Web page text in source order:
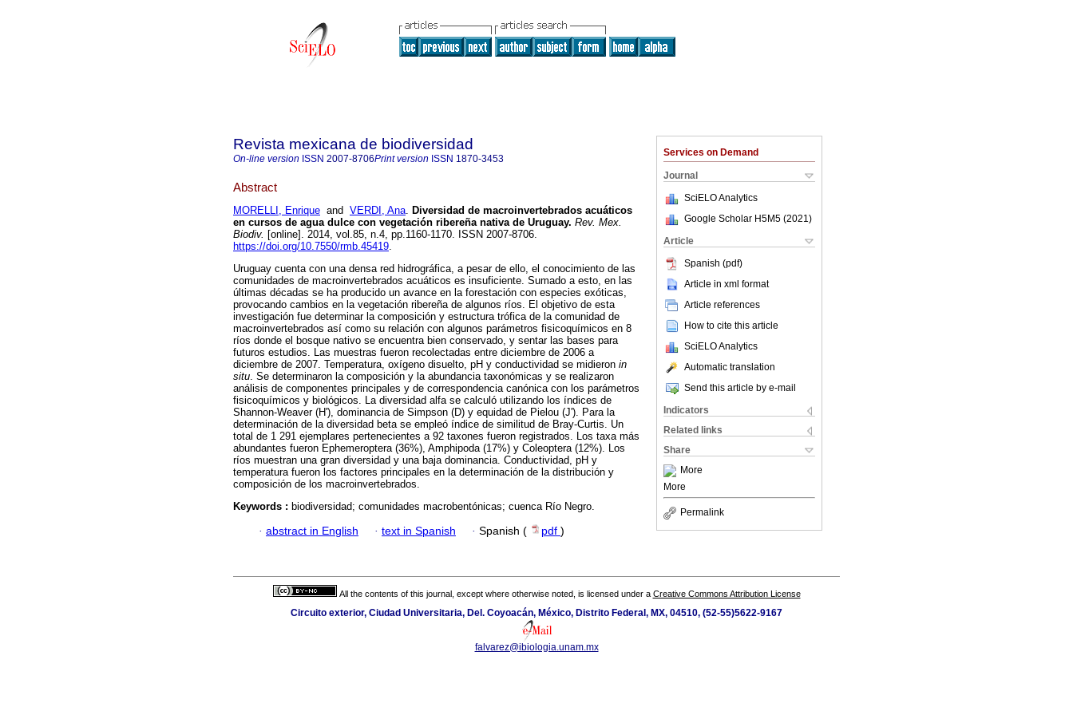
Services on Demand
Journal
SciELO Analytics
Google Scholar H5M5 (2021 )
Article
Spanish (pdf)
Article in xml format
Article references
How to cite this article
SciELO Analytics
Automatic translation
Send this article by e-mail
Indicators
Related links
Share
More
More
Permalink
Revista mexicana de biodiversidad
On-line version ISSN 2007-8706Print version ISSN 1870-3453
Abstract
MORELLI, Enrique and VERDI, Ana. Diversidad de macroinvertebrados acuáticos
en cursos de agua dulce con vegetación ribereña nativa de Uruguay. Rev. Mex.
Biodiv. [online]. 2014, vol.85, n.4, pp.1160-1170. ISSN 2007-8706.
https://doi.org/10.7550/rmb.45419.
Uruguay cuenta con una densa red hidrográfica, a pesar de ello, el conocimiento de las
comunidades de macroinvertebrados acuáticos es insuficiente. Sumado a esto, en las
últimas décadas se ha producido un avance en la forestación con especies exóticas,
provocando cambios en la vegetación ribereña de algunos ríos. El objetivo de esta
investigación fue determinar la composición y estructura trófica de la comunidad de
macroinvertebrados así como su relación con algunos parámetros fisicoquímicos en 8
ríos donde el bosque nativo se encuentra bien conservado, y sentar las bases para
futuros estudios. Las muestras fueron recolectadas entre diciembre de 2006 a
diciembre de 2007. Temperatura, oxígeno disuelto, pH y conductividad se midieron in
situ. Se determinaron la composición y la abundancia taxonómicas y se realizaron
análisis de componentes principales y de correspondencia canónica con los parámetros
fisicoquímicos y biológicos. La diversidad alfa se calculó utilizando los índices de
Shannon-Weaver (H'), dominancia de Simpson (D) y equidad de Pielou (J'). Para la
determinación de la diversidad beta se empleó índice de similitud de Bray-Curtis. Un
total de 1 291 ejemplares pertenecientes a 92 taxones fueron registrados. Los taxa más
abundantes fueron Ephemeroptera (36%), Amphipoda (17%) y Coleoptera (12%). Los
ríos muestran una gran diversidad y una baja dominancia. Conductividad, pH y
temperatura fueron los factores principales en la determinación de la distribución y
composición de los macroinvertebrados.
Keywords : biodiversidad; comunidades macrobentónicas; cuenca Río Negro.
· abstract in English · text in Spanish · Spanish ( pdf )
All the contents of this journal, except where otherwise noted, is licensed under a Creative Commons Attribution License
Circuito exterior, Ciudad Universitaria, Del. Coyoacán, México, Distrito Federal, MX, 04510, (52-55)5622-9167
falvarez@ibiologia.unam.mx